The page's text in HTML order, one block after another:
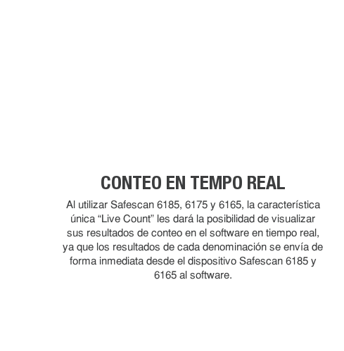
CONTEO EN TEMPO REAL
Al utilizar Safescan 6185, 6175 y 6165, la característica
única “Live Count” les dará la posibilidad de visualizar
sus resultados de conteo en el software en tiempo real,
ya que los resultados de cada denominación se envía de
forma inmediata desde el dispositivo Safescan 6185 y
6165 al software.